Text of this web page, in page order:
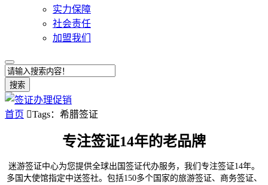
实力保障
社会责任
加盟我们
搜索
首页 Tags：希腊签证
专注签证14年的老品牌
迷游签证中心为您提供全球出国签证代办服务，我们专注签证14年。
多国大使馆指定中送签社。包括150多个国家的旅游签证、商务签证、